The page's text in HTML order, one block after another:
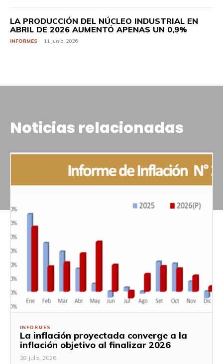
LA PRODUCCIÓN DEL NÚCLEO INDUSTRIAL EN
ABRIL DE 2026 AUMENTÓ APENAS UN 0,9%
INFORMES 11 Junio, 2026
Noticias relacionadas
INFORMES
La inflación proyectada converge a la
inflación objetivo al finalizar 2026
28 Julio, 2026